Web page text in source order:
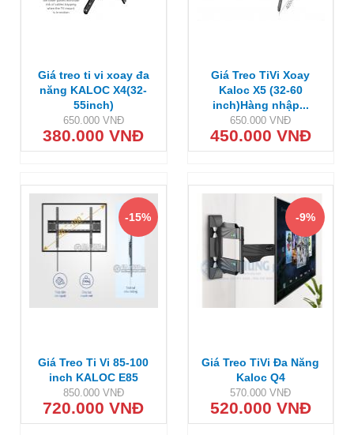
Giá treo ti vi xoay đa
năng KALOC X4(32-
55inch)
650.000 VNĐ
380.000 VNĐ
Giá Treo TiVi Xoay
Kaloc X5 (32-60
inch)Hàng nhập...
650.000 VNĐ
450.000 VNĐ
-15%
Giá Treo Ti Vi 85-100
inch KALOC E85
850.000 VNĐ
720.000 VNĐ
-9%
Giá Treo TiVi Đa Năng
Kaloc Q4
570.000 VNĐ
520.000 VNĐ